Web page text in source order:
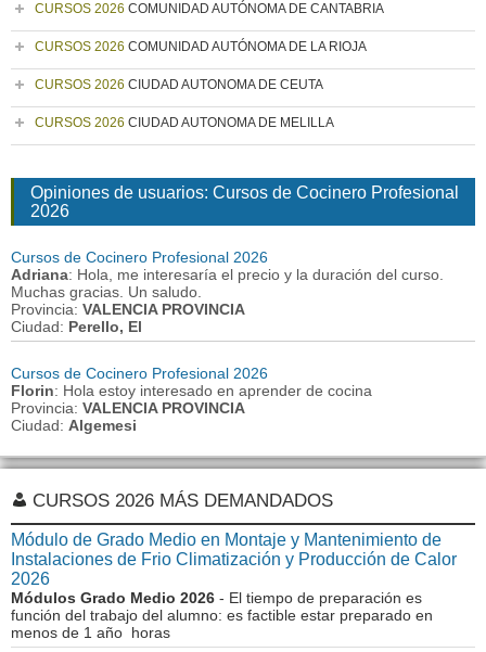
CURSOS 2026 COMUNIDAD AUTÓNOMA DE CANTABRIA
CURSOS 2026 COMUNIDAD AUTÓNOMA DE LA RIOJA
CURSOS 2026 CIUDAD AUTONOMA DE CEUTA
CURSOS 2026 CIUDAD AUTONOMA DE MELILLA
Opiniones de usuarios: Cursos de Cocinero Profesional
2026
Cursos de Cocinero Profesional 2026
Adriana: Hola, me interesaría el precio y la duración del curso.
Muchas gracias. Un saludo.
Provincia: VALENCIA PROVINCIA
Ciudad: Perello, El
Cursos de Cocinero Profesional 2026
Florin: Hola estoy interesado en aprender de cocina
Provincia: VALENCIA PROVINCIA
Ciudad: Algemesi
CURSOS 2026 MÁS DEMANDADOS
Módulo de Grado Medio en Montaje y Mantenimiento de
Instalaciones de Frio Climatización y Producción de Calor
2026
Módulos Grado Medio 2026 - El tiempo de preparación es
función del trabajo del alumno: es factible estar preparado en
menos de 1 año horas